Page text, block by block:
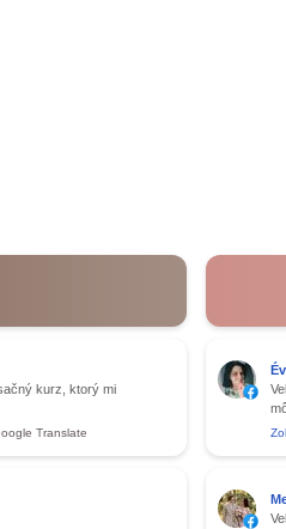
kurz, ktorý mi
Translate